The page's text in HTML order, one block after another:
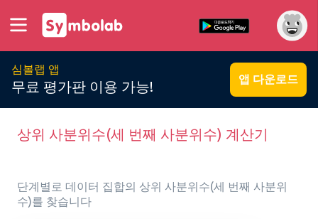
심볼랩 앱
무료 평가판 이용 가능! 앱 다운로드
상위 사분위수(세 번째 사분위수) 계산기
단계별로 데이터 집합의 상위 사분위수(세 번째 사분위
수)를 찾습니다